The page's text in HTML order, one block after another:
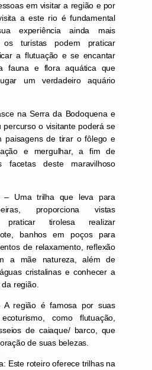
em visitar a região e por
a este rio é fundamental
experiência ainda mais
os turistas podem praticar
a flutuação e se encantar
fauna e flora aquática que
um verdadeiro aquário
na Serra da Bodoquena e
percurso o visitante poderá se
paisagens de tirar o fôlego e
e mergulhar, a fim de
facetas deste maravilhoso
– Uma trilha que leva para
proporciona vistas
praticar tirolesa realizar
banhos em poços para
de relaxamento, reflexão
a mãe natureza, além de
cristalinas e conhecer a
região.
A região é famosa por suas
como flutuação,
de caiaque/ barco, que
de suas belezas.
: Este roteiro oferece trilhas na